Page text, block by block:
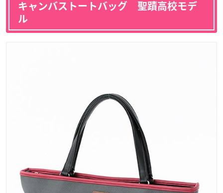
キャンバストートバッグ 聖蹟高校モデ
ル